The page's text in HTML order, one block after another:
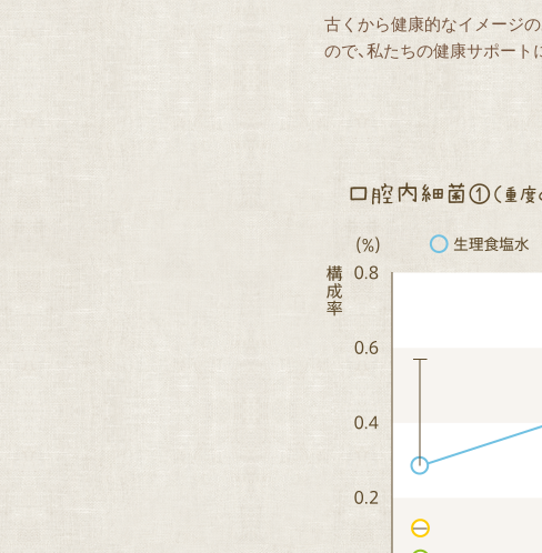
古くから健康的なイメージ
ので、私たちの健康サポー